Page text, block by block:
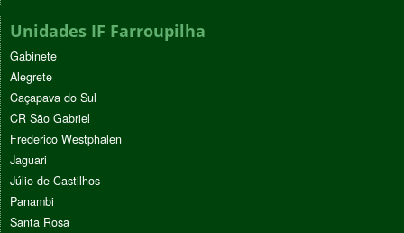
Unidades IF Farroupilha
Gabinete
Alegrete
Caçapava do Sul
CR São Gabriel
Frederico Westphalen
Jaguari
Júlio de Castilhos
Panambi
Santa Rosa